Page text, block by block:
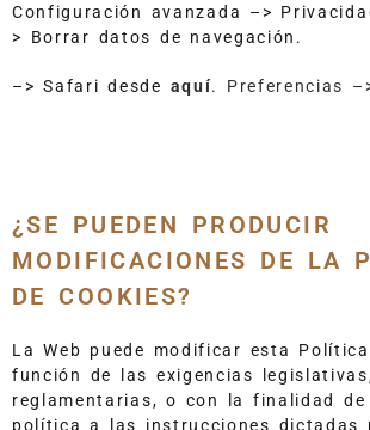
Configuración avanzada –>
> Borrar datos de navegación.
–> Safari desde aquí. Preferencias
¿SE PUEDEN PRODUCIR
MODIFICACIONES DE LA
DE COOKIES?
La Web puede modificar esta
función de las exigencias
reglamentarias, o con la finalidad
política a las instrucciones dictadas